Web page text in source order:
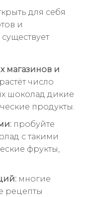
для себя
и
магазинов и
число
шоколад дикие
продукты.
пробуйте
с такими
фрукты,
многие
рецепты